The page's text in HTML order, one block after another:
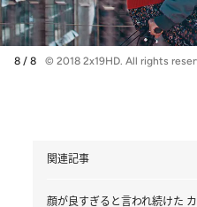
8 / 8 © 2018 2x19HD. All rights
関連記事
顔が良すぎると言われ続けた